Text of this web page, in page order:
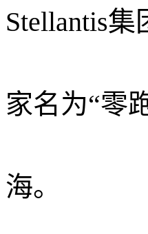
Stellantis
家名为“零
海。